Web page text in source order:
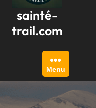
sainté-
trail.com
Menu